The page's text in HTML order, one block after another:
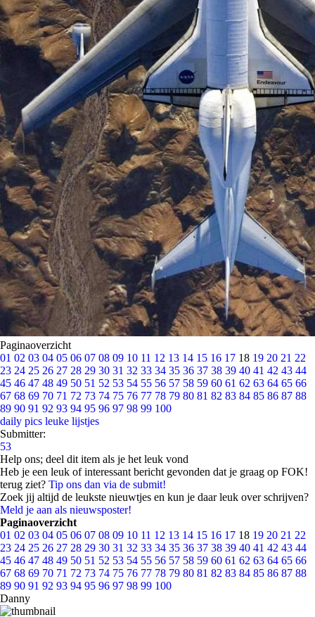
Paginaoverzicht
01 02 03 04 05 06 07 08 09 10 11 12 13 14 15 16 17 18 19 20 21 22
23 24 25 26 27 28 29 30 31 32 33 34 35 36 37 38 39 40 41 42 43 44
45 46 47 48 49 50 51 52 53 54 55 56 57 58 59 60 61 62 63 64 65 66
67 68 69 70 71 72 73 74 75 76 77 78 79 80 81 82 83 84 85 86 87 88
89 90 91 92 93 94 95 96 97 98 99 100
daily pics leuke lijstjes
Submitter:
53
Help ons; deel dit item als je het leuk vond
Heb je een leuk of interessant bericht gevonden dat je graag op FOK!
terug ziet? Tip ons dan via de submit!
Zoek jij altijd de leukste nieuwtjes en kun je daar leuk over schrijven?
Meld je aan als nieuwsposter!
Paginaoverzicht
01 02 03 04 05 06 07 08 09 10 11 12 13 14 15 16 17 18 19 20 21 22
23 24 25 26 27 28 29 30 31 32 33 34 35 36 37 38 39 40 41 42 43 44
45 46 47 48 49 50 51 52 53 54 55 56 57 58 59 60 61 62 63 64 65 66
67 68 69 70 71 72 73 74 75 76 77 78 79 80 81 82 83 84 85 86 87 88
89 90 91 92 93 94 95 96 97 98 99 100
Danny